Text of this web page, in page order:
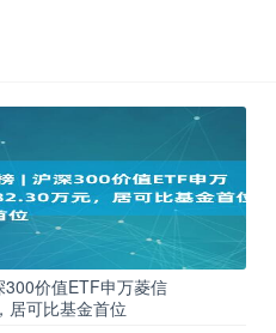
价值ETF申万菱信
居可比基金首位